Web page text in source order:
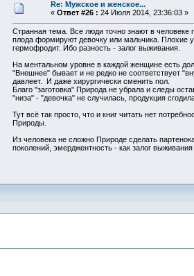
Re: Мужское и женское...
« Ответ #26 : 24 Июля 2014, 23:36:03 »
Странная тема. Все люди точно знают в
плода формируют девочку или мальчика. Плохие
гермофродит. Ибо разность - залог выживания.
На ментальном уровне в каждой женщине есть
"Внешнее" бывает и не редко не соответствует
давлеет. И даже хирургически сменить пол.
Благо "заготовка" Природа не убрала и следы
"низа" - "девочка" не случилась, продукция
Тут всё так просто, что и книг читать нет
Природы.
Из человека не сложно Природе сделать
поколений, эмерджентность - как залог